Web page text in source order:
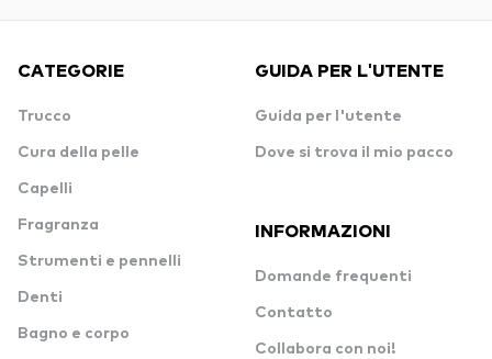
CATEGORIE
Trucco
Cura della pelle
Capelli
Fragranza
Strumenti e pennelli
Denti
Bagno e corpo
GUIDA PER L'UTENTE
Guida per l'utente
Dove si trova il mio pacco
INFORMAZIONI
Domande frequenti
Contatto
Collabora con noi!